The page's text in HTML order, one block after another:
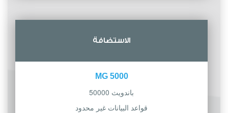
الاستضافة
5000 MG
باندويث 50000
قواعد البيانات غير محدود